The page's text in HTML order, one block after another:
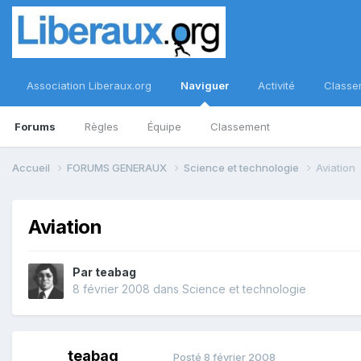
Association Liberaux.org Naviguer
Forums Règles Équipe Classement
Activité
Accueil FORUMS GENERAUX Science et technologie Aviation
Aviation
Par teabag
8 février 2008 dans Science et technologie
teabag Posté 8 février 2008